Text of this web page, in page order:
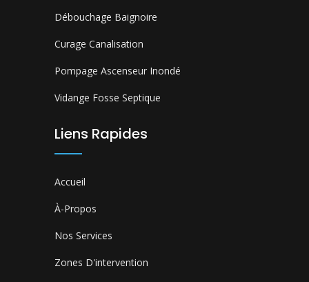
Débouchage Baignoire
Curage Canalisation
Pompage Ascenseur Inondé
Vidange Fosse Septique
Liens Rapides
Accueil
À-Propos
Nos Services
Zones D'intervention